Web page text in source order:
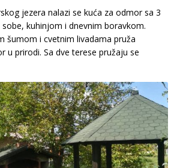
jezera nalazi se kuća za odmor sa 3
kuhinjom i dnevnim boravkom.
šumom i cvetnim livadama pruža
u prirodi. Sa dve terese pružaju se